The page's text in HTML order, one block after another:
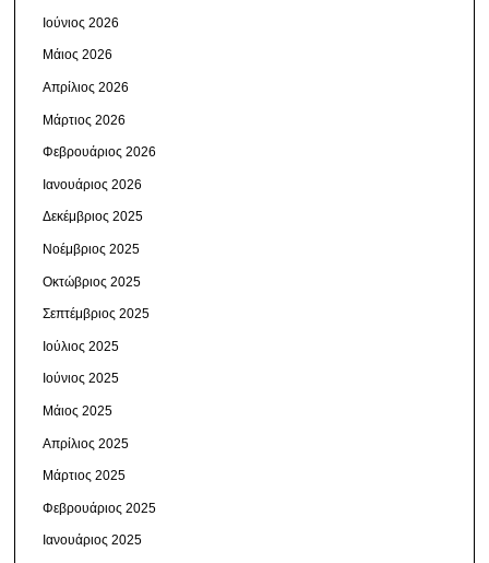
Ιούνιος 2026
Μάιος 2026
Απρίλιος 2026
Μάρτιος 2026
Φεβρουάριος 2026
Ιανουάριος 2026
Δεκέμβριος 2025
Νοέμβριος 2025
Οκτώβριος 2025
Σεπτέμβριος 2025
Ιούλιος 2025
Ιούνιος 2025
Μάιος 2025
Απρίλιος 2025
Μάρτιος 2025
Φεβρουάριος 2025
Ιανουάριος 2025